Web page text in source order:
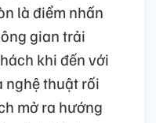
là điểm nhấn
gian trải
khi đến với
nghệ thuật rối
mở ra hướng